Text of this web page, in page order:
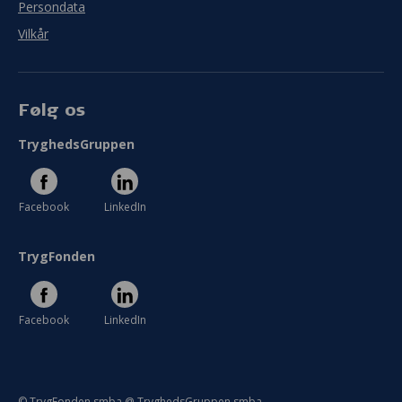
Persondata
Vilkår
Følg os
TryghedsGruppen
Facebook LinkedIn
TrygFonden
Facebook LinkedIn